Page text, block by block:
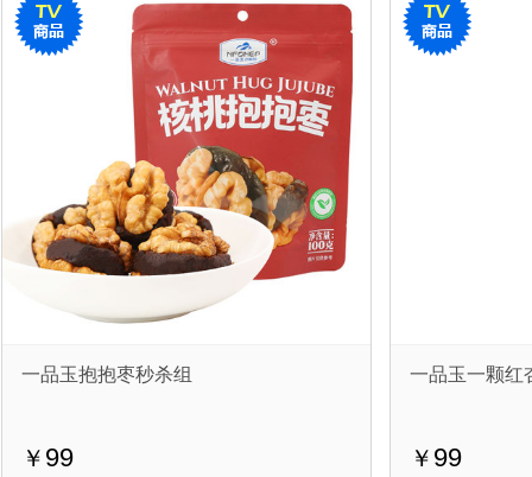
一品玉抱抱枣秒杀组
￥ 99
一品玉一颗红
￥ 99